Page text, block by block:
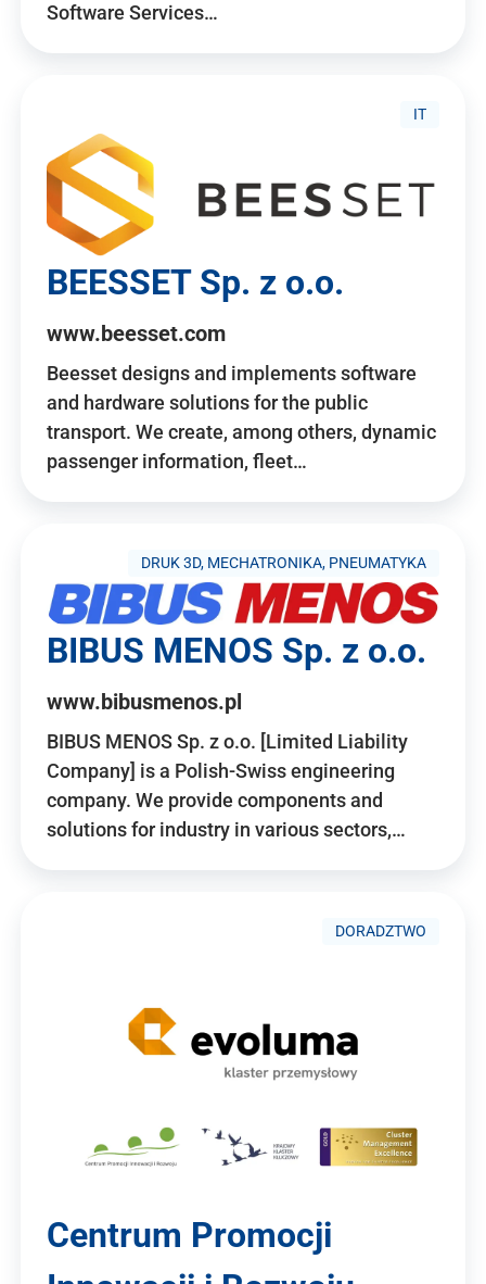
Software Services…
IT
BEESSET Sp. z o.o.
www.beesset.com
Beesset designs and implements software
and hardware solutions for the public
transport. We create, among others, dynamic
passenger information, fleet…
DRUK 3D, MECHATRONIKA, PNEUMATYKA
BIBUS MENOS Sp. z o.o.
www.bibusmenos.pl
BIBUS MENOS Sp. z o.o. [Limited Liability
Company] is a Polish-Swiss engineering
company. We provide components and
solutions for industry in various sectors,…
DORADZTWO
Centrum Promocji